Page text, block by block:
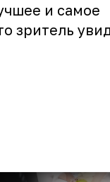
и самое
зритель